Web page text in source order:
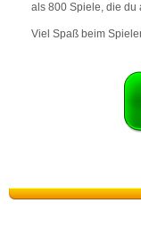
als 800 Spiele, die du
Viel Spaß beim